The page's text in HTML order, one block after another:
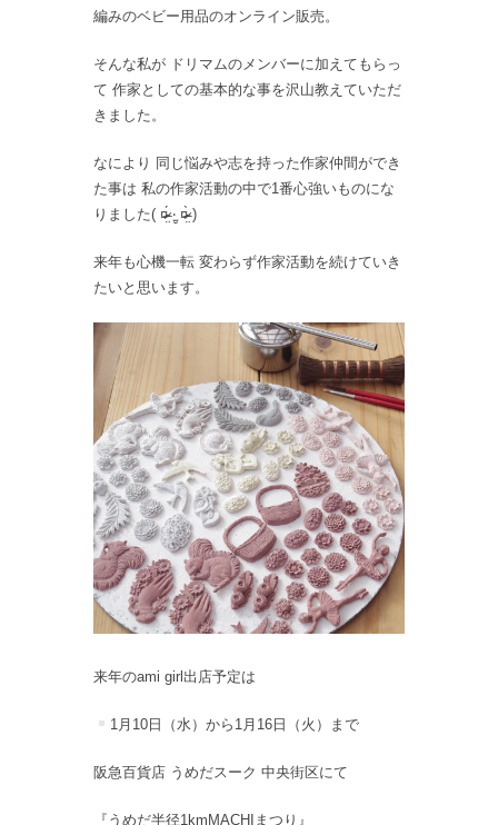
編みのベビー用品のオンライン販売。
そんな私が ドリマムのメンバーに加えてもらっ
て 作家としての基本的な事を沢山教えていただ
きました。
なにより 同じ悩みや志を持った作家仲間ができ
た事は 私の作家活動の中で1番心強いものにな
りました( ¤̴̶̷̤́ ‧̫̮ ¤̴̶̷̤̀ )
来年も心機一転 変わらず作家活動を続けていき
たいと思います。
来年のami girl出店予定は
1月10日（水）から1月16日（火）まで
阪急百貨店 うめだスーク 中央街区にて
『うめだ半径1kmMACHIまつり』